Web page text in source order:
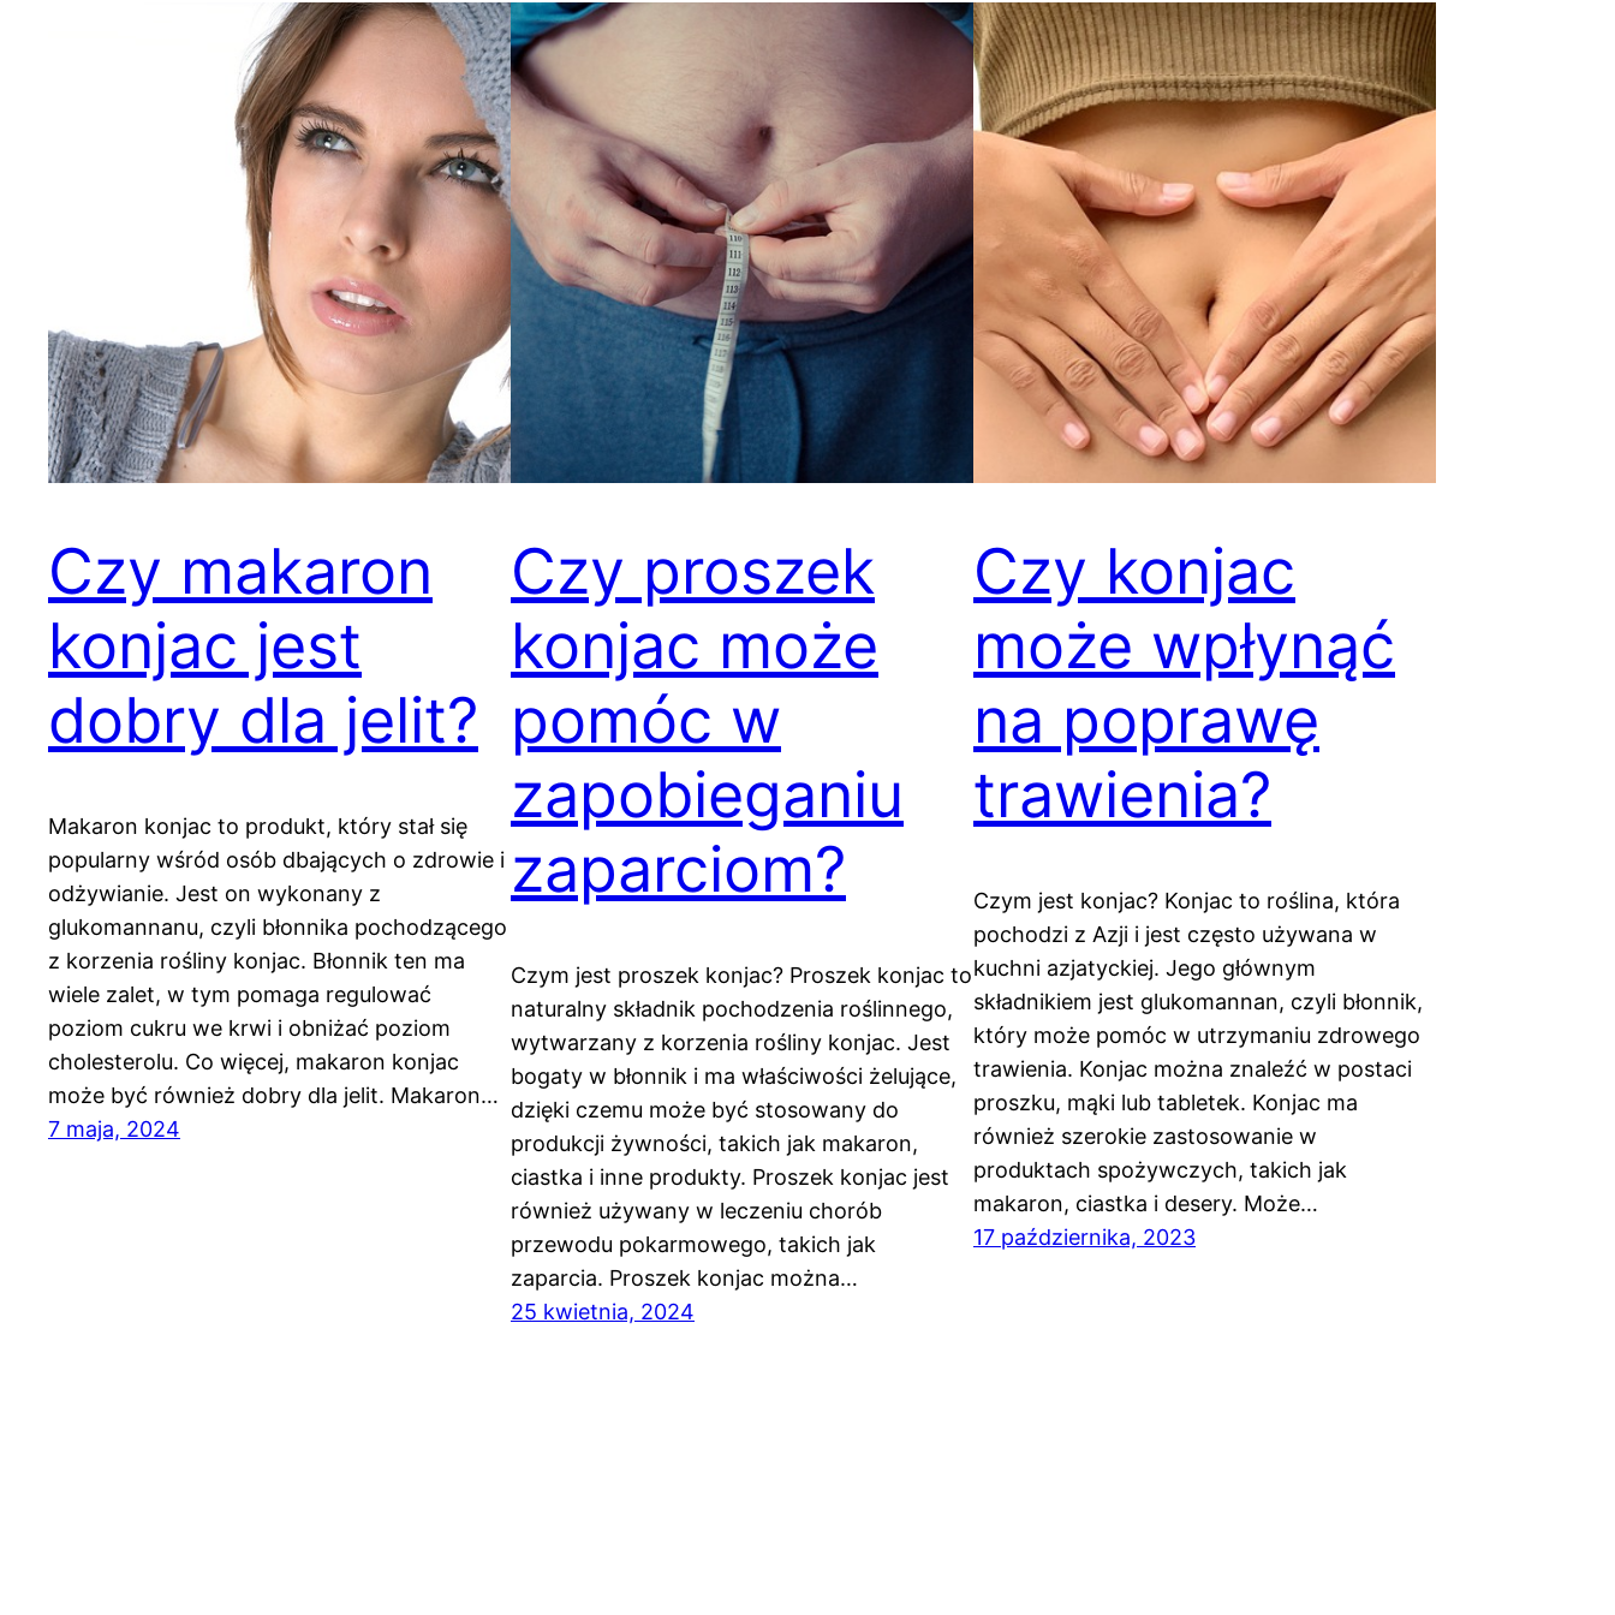
Czy makaron
konjac jest
dobry dla jelit?
Makaron konjac to produkt, który stał się
popularny wśród osób dbających o zdrowie i
odżywianie. Jest on wykonany z
glukomannanu, czyli błonnika pochodzącego
z korzenia rośliny konjac. Błonnik ten ma
wiele zalet, w tym pomaga regulować
poziom cukru we krwi i obniżać poziom
cholesterolu. Co więcej, makaron konjac
może być również dobry dla jelit. Makaron…
7 maja, 2024
Czy proszek
konjac może
pomóc w
zapobieganiu
zaparciom?
Czym jest proszek konjac? Proszek konjac to
naturalny składnik pochodzenia roślinnego,
wytwarzany z korzenia rośliny konjac. Jest
bogaty w błonnik i ma właściwości żelujące,
dzięki czemu może być stosowany do
produkcji żywności, takich jak makaron,
ciastka i inne produkty. Proszek konjac jest
również używany w leczeniu chorób
przewodu pokarmowego, takich jak
zaparcia. Proszek konjac można…
25 kwietnia, 2024
Czy konjac
może wpłynąć
na poprawę
trawienia?
Czym jest konjac? Konjac to roślina, która
pochodzi z Azji i jest często używana w
kuchni azjatyckiej. Jego głównym
składnikiem jest glukomannan, czyli błonnik,
który może pomóc w utrzymaniu zdrowego
trawienia. Konjac można znaleźć w postaci
proszku, mąki lub tabletek. Konjac ma
również szerokie zastosowanie w
produktach spożywczych, takich jak
makaron, ciastka i desery. Może…
17 października, 2023